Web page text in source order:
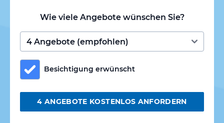
Wie viele Angebote wünschen Sie?
Besichtigung erwünscht
4 ANGEBOTE KOSTENLOS ANFORDERN